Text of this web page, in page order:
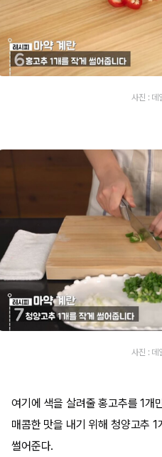
사진 : 데
사진 : 데
여기에 색을 살려줄 홍고추를 1개
매콤한 맛을 내기 위해 청양고추
썰어준다.